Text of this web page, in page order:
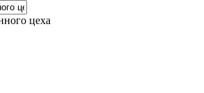
цеха